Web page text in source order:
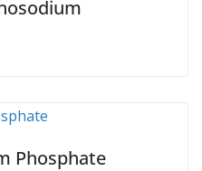
Phosphate